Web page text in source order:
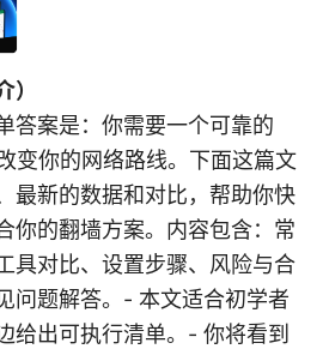
答案是：你需要一个可靠的
变你的网络路线。下面这篇文
最新的数据和对比，帮助你快
你的翻墙方案。内容包含：常
具对比、设置步骤、风险与合
问题解答。- 本文适合初学者
给出可执行清单。- 你将看到